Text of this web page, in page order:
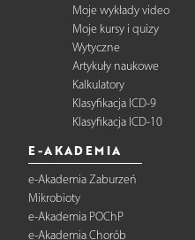
Moje wykłady video
Moje kursy i quizy
Wytyczne
Artykuły naukowe
Kalkulatory
Klasyfikacja ICD-9
Klasyfikacja ICD-10
E-AKADEMIA
e-Akademia Zaburzeń
Mikrobioty
e-Akademia POChP
e-Akademia Chorób